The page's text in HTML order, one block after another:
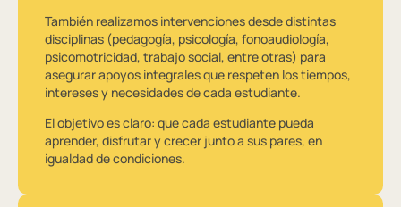
También realizamos intervenciones desde distintas
disciplinas (pedagogía, psicología, fonoaudiología,
psicomotricidad, trabajo social, entre otras) para
asegurar apoyos integrales que respeten los tiempos,
intereses y necesidades de cada estudiante.
El objetivo es claro: que cada estudiante pueda
aprender, disfrutar y crecer junto a sus pares, en
igualdad de condiciones.